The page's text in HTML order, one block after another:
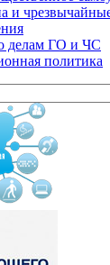
и
делам ГО и ЧС
политика